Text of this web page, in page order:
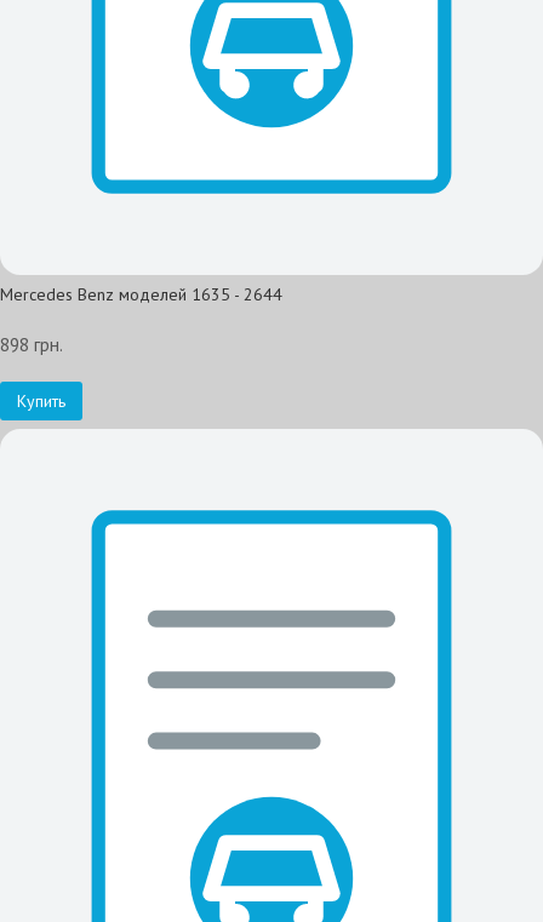
Mercedes Benz моделей 1635 - 2644
898 грн.
Купить